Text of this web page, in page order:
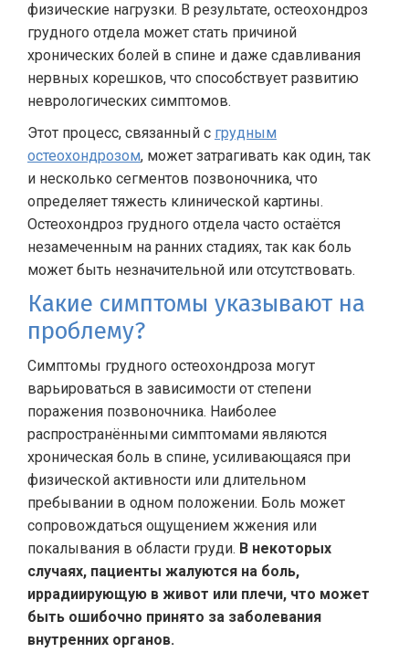
физические нагрузки. В результате, остеохондроз
грудного отдела может стать причиной
хронических болей в спине и даже сдавливания
нервных корешков, что способствует развитию
неврологических симптомов.
Этот процесс, связанный с грудным
остеохондрозом, может затрагивать как один, так
и несколько сегментов позвоночника, что
определяет тяжесть клинической картины.
Остеохондроз грудного отдела часто остаётся
незамеченным на ранних стадиях, так как боль
может быть незначительной или отсутствовать.
Какие симптомы указывают на
проблему?
Симптомы грудного остеохондроза могут
варьироваться в зависимости от степени
поражения позвоночника. Наиболее
распространёнными симптомами являются
хроническая боль в спине, усиливающаяся при
физической активности или длительном
пребывании в одном положении. Боль может
сопровождаться ощущением жжения или
покалывания в области груди. В некоторых
случаях, пациенты жалуются на боль,
иррадиирующую в живот или плечи, что может
быть ошибочно принято за заболевания
внутренних органов.